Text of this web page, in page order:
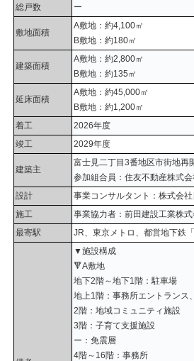
総戸数
ー
敷地面積
A敷地：約4,100㎡
B敷地：約180㎡
建築面積
A敷地：約2,800㎡
B敷地：約135㎡
延床面積
A敷地：約45,000㎡
B敷地：約1,200㎡
着工
2026年度
竣工
2029年度
建築主
富士見二丁目3番地区市街地再
参加組合員：住友不動産株式会
設計
事業コンサルタント：株式会
施工
事業協力者：前田建設工業株式
最寄駅
JR、東京メトロ、都営地下鉄
▼施設構成
🔻A敷地
地下2階～地下1階：駐車場
地上1階：事務所エントランス
2階：地域コミュニティ施設
3階：子育て支援施設
ー：免震層
4階～16階：事務所